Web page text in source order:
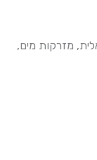
,יהיו פעילויות לילדים, שערות סבתא, מוזיקה ישראלית, מזרקות מים